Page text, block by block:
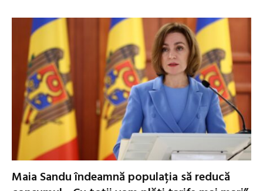
Maia Sandu îndeamnă populația să reducă